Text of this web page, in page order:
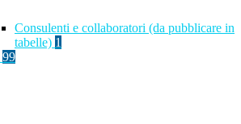
Consulenti e collaboratori (da pubblicare in
tabelle) 1
99